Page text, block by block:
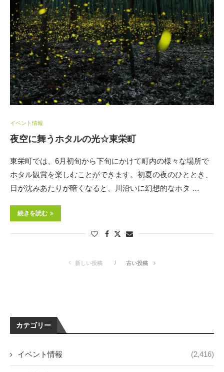
イベント情報
夜空に舞うホタルの光☆東栄町
東栄町では、6月初旬から下旬にかけて町内の様々な場所で
ホタル観賞を楽しむことができます。初夏の夜のひととき、
日が沈みあたりが暗くなると、川沿いに幻想的なホタ …
続きを読む
新しい投稿 古い投稿
カテゴリー
イベント情報 (2,416)